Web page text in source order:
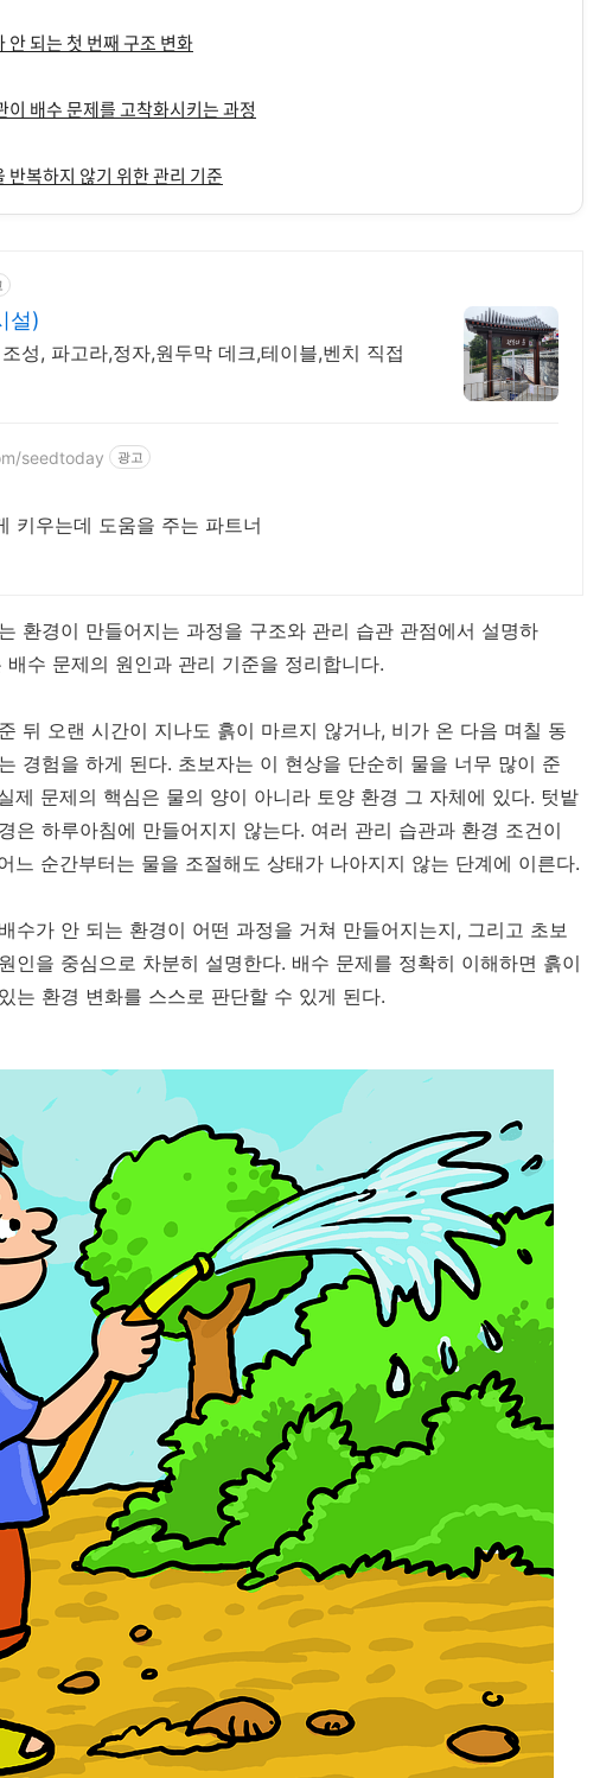
안 되는 첫 번째 구조 변화
이 배수 문제를 고착화시키는 과정
반복하지 않기 위한 관리 기준
설)
성, 파고라,정자,원두막 데크,테이블,벤치 직접
seedtoday 광고
키우는데 도움을 주는 파트너
환경이 만들어지는 과정을 구조와 관리 습관 관점에서 설명하
수 문제의 원인과 관리 기준을 정리합니다.
뒤 오랜 시간이 지나도 흙이 마르지 않거나, 비가 온 다음 며칠 동
경험을 하게 된다. 초보자는 이 현상을 단순히 물을 너무 많이 준
제 문제의 핵심은 물의 양이 아니라 토양 환경 그 자체에 있다. 텃밭
은 하루아침에 만들어지지 않는다. 여러 관리 습관과 환경 조건이
느 순간부터는 물을 조절해도 상태가 나아지지 않는 단계에 이른다.
수가 안 되는 환경이 어떤 과정을 거쳐 만들어지는지, 그리고 초보
인을 중심으로 차분히 설명한다. 배수 문제를 정확히 이해하면 흙이
는 환경 변화를 스스로 판단할 수 있게 된다.